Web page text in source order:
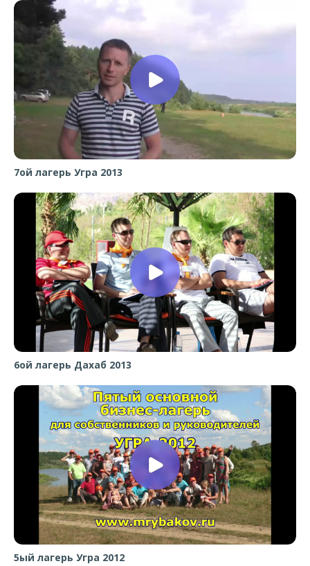
7ой лагерь Угра 2013
6ой лагерь Дахаб 2013
5ый лагерь Угра 2012